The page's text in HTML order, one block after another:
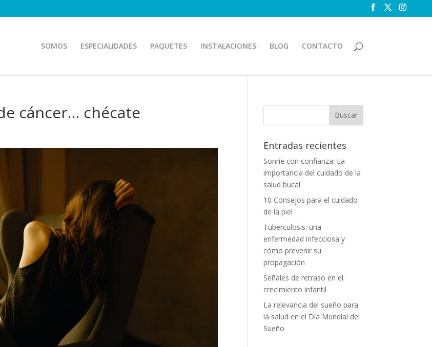
SOMOS ESPECIALIDADES PAQUETES INSTALACIONES BLOG CONTACTO
cáncer… chécate
Entradas recientes
Sonríe con confianza: La
importancia del cuidado de la
salud bucal
10 Consejos para el cuidado
de la piel
Tuberculosis: una
enfermedad infecciosa y
cómo prevenir su
propagación
Señales de retraso en el
crecimiento infantil
La relevancia del sueño para
la salud en el Día Mundial del
Sueño